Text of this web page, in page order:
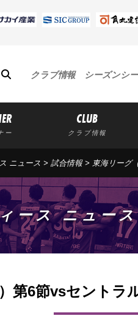
クラブ情報 シーズンシ
ー
CLUB
クラブ情報
ニュース > 試合情報> 東海リーグ
ース ニュース
第6節vsセントラ